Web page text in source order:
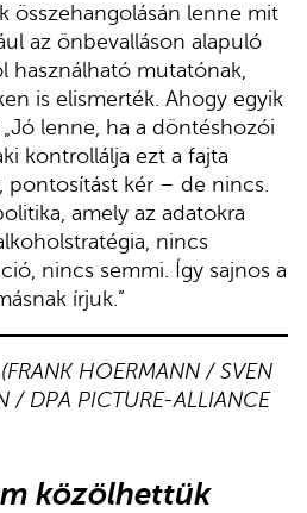
összehangolásán lenne mit
az önbevalláson alapuló
használható mutatónak,
is elismerték. Ahogy egyik
lenne, ha a döntéshozói
kontrollálja ezt a fajta
pontosítást kér – de nincs.
amely az adatokra
nincs
nincs semmi. Így sajnos a
írjuk.”
HOERMANN / SVEN
/ DPA PICTURE-ALLIANCE
közölhettük